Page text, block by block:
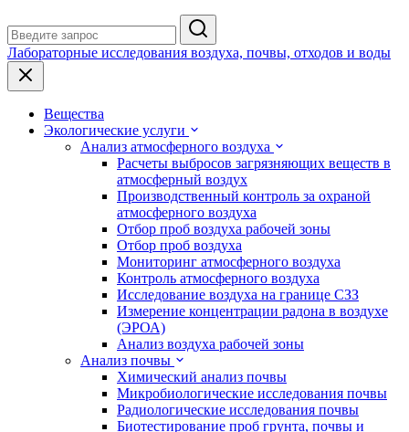
Лабораторные исследования воздуха, почвы, отходов и воды
Вещества
Экологические услуги
Анализ атмосферного воздуха
Расчеты выбросов загрязняющих веществ в
атмосферный воздух
Производственный контроль за охраной
атмосферного воздуха
Отбор проб воздуха рабочей зоны
Отбор проб воздуха
Мониторинг атмосферного воздуха
Контроль атмосферного воздуха
Исследование воздуха на границе СЗЗ
Измерение концентрации радона в воздухе
(ЭРОА)
Анализ воздуха рабочей зоны
Анализ почвы
Химический анализ почвы
Микробиологические исследования почвы
Радиологические исследования почвы
Биотестирование проб грунта, почвы и